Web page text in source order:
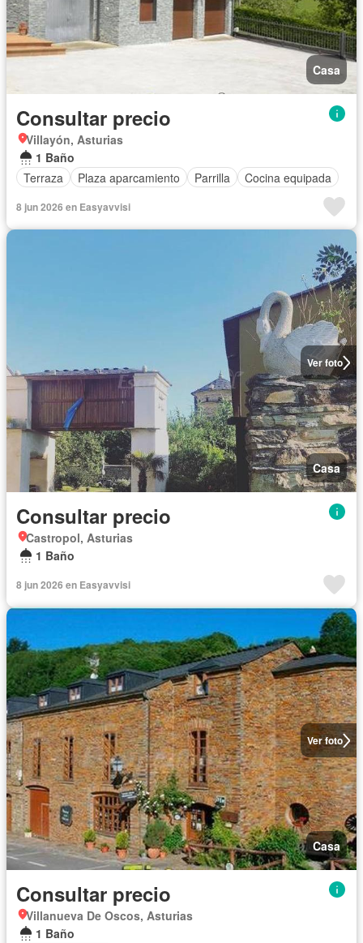
Casa
Consultar precio
Villayón, Asturias
1 Baño
Terraza
Plaza aparcamiento Parrilla Cocina equipada
8 jun 2026 en Easyavvisi
Ver foto
Casa
Consultar precio
Castropol, Asturias
1 Baño
8 jun 2026 en Easyavvisi
Ver foto
Casa
Consultar precio
Villanueva De Oscos, Asturias
1 Baño